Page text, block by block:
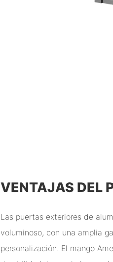
VENTAJAS DEL
Las puertas exteriores de
voluminoso, con una amplia
personalización. El mango